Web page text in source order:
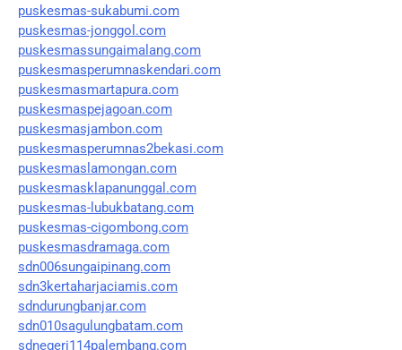
puskesmas-sukabumi.com
puskesmas-jonggol.com
puskesmassungaimalang.com
puskesmasperumnaskendari.com
puskesmasmartapura.com
puskesmaspejagoan.com
puskesmasjambon.com
puskesmasperumnas2bekasi.com
puskesmaslamongan.com
puskesmasklapanunggal.com
puskesmas-lubukbatang.com
puskesmas-cigombong.com
puskesmasdramaga.com
sdn006sungaipinang.com
sdn3kertaharjaciamis.com
sdndurungbanjar.com
sdn010sagulungbatam.com
sdnegeri114palembang.com